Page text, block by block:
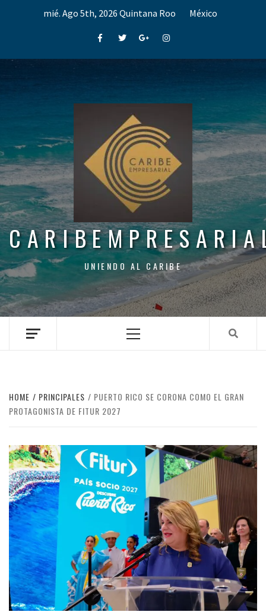
mié. Ago 5th, 2026 Quintana Roo México
FacebookTwitterGoogle+Instagram
UNIENDO AL CARIBE
Menu
HOME PRINCIPALES
PUERTO RICO SE CORONA COMO EL GRAN
PROTAGONISTA DE FITUR 2027